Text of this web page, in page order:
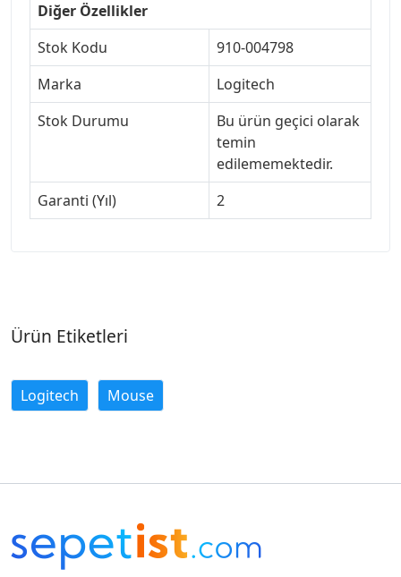
Diğer Özellikler
Stok Kodu
910-004798
Marka
Logitech
Stok Durumu
Bu ürün geçici olarak
temin
edilememektedir.
Garanti (Yıl)
2
Ürün Etiketleri
Logitech Mouse